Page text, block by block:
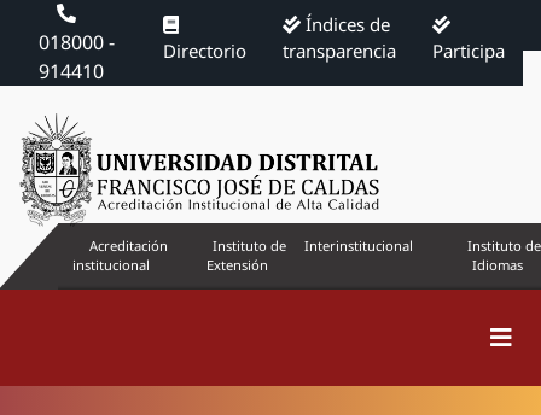
018000 -
914410
Directorio
Índices de
transparencia
Participa
Acreditación
institucional
Instituto de
Extensión
Interinstitucional
Instituto de
Idiomas